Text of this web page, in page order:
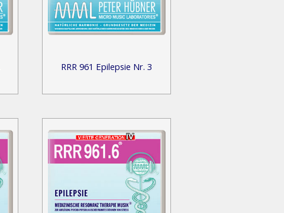
RRR 961 Epilepsie Nr. 3